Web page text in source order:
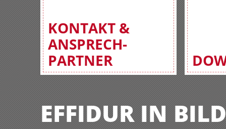
KONTAKT &
ANSPRECH-
PARTNER
EFFIDUR IN